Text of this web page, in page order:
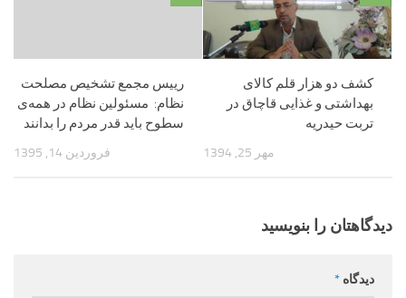
رییس مجمع تشخیص مصلحت
نظام‎ :‎ مسئولین نظام در همه‌ی
سطوح باید قدر مردم را بدانند ‏
فروردین 14, 1395
کشف دو هزار قلم کالای
بهداشتی و غذایی قاچاق در
تربت حیدریه
مهر 25, 1394
دیدگاهتان را بنویسید
دیدگاه *